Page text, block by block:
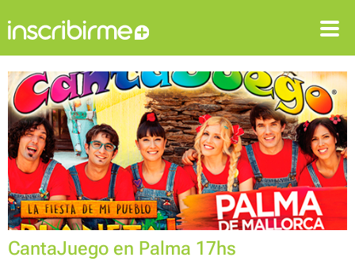
ENTRAR REGISTRAR-SE
CantaJuego en Palma 17hs